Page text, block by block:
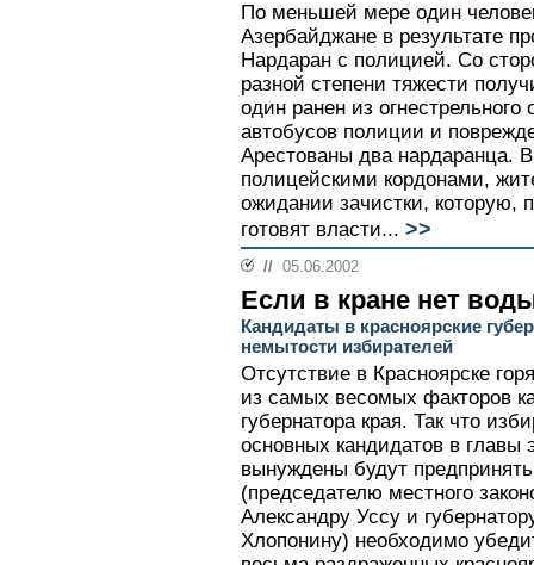
По меньшей мере один
Азербайджане в результате
Нардаран с полицией. Со
разной степени тяжести
один ранен из
автобусов полиции и
Арестованы два нардаранца.
полицейскими кордонами,
ожидании зачистки,
готовят власти... >>
// 05.06.2002
Если в кране нет
Кандидаты в красноярские
немытости избирателей
Отсутствие в Красноярске
из самых весомых факторов
губернатора края. Так что
основных кандидатов в главы
вынуждены будут
(председателю местного
Александру Уссу и
Хлопонину) необходимо